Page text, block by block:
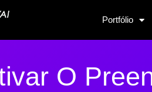
Portfólio
O